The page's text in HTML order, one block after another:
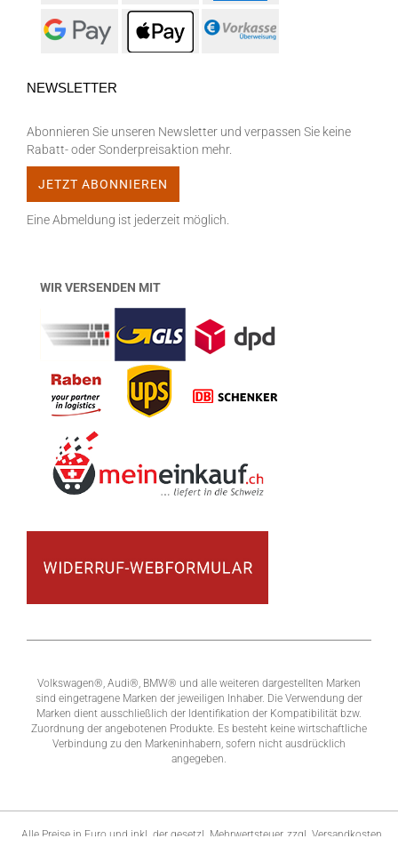
NEWSLETTER
Abonnieren Sie unseren Newsletter und verpassen Sie keine
Rabatt- oder Sonderpreisaktion mehr.
Eine Abmeldung ist jederzeit möglich.
WIR VERSENDEN MIT
Volkswagen®, Audi®, BMW® und alle weiteren dargestellten Marken
sind eingetragene Marken der jeweiligen Inhaber. Die Verwendung der
Marken dient ausschließlich der Identifikation der Kompatibilität bzw.
Zuordnung der angebotenen Produkte. Es besteht keine wirtschaftliche
Verbindung zu den Markeninhabern, sofern nicht ausdrücklich
angegeben.
Alle Preise in Euro und inkl. der gesetzl. Mehrwertsteuer, zzgl. Versandkosten.